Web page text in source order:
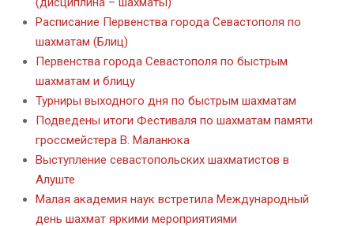
Расписание Первенства города Севастополя по
шахматам (Блиц)
Первенства города Севастополя по быстрым
шахматам и блицу
Турниры выходного дня по быстрым шахматам
Подведены итоги Фестиваля по шахматам памяти
гроссмейстера В. Маланюка
Выступление севастопольских шахматистов в
Алуште
Малая академия наук встретила Международный
день шахмат яркими мероприятиями